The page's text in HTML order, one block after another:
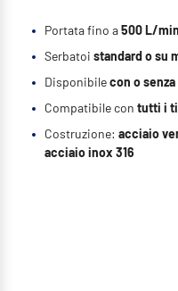
Portata fino a500 L/min
Serbatoi standard o su
Disponibilecon o
Compatibile con tutti i
Costruzione: acciaio
acciaio inox 316